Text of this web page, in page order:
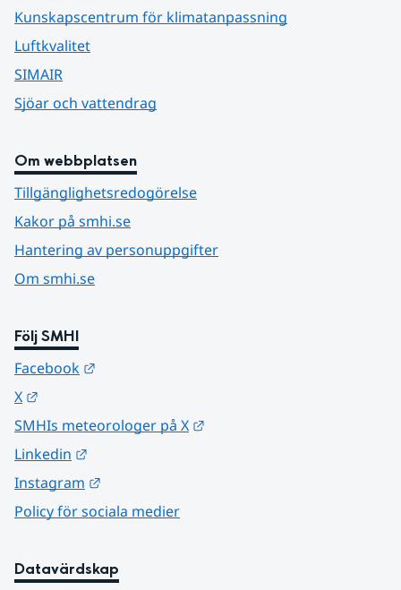
Kunskapscentrum för klimatanpassning
Luftkvalitet
SIMAIR
Sjöar och vattendrag
Om webbplatsen
Tillgänglighetsredogörelse
Kakor på smhi.se
Hantering av personuppgifter
Om smhi.se
Följ SMHI
Facebook
X
SMHIs meteorologer på X
Linkedin
Instagram
Policy för sociala medier
Datavärdskap